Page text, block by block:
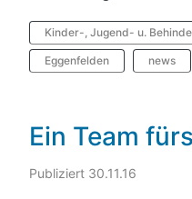
Kinder-, Jugend- u.
Eggenfelden news
Ein Team
Publiziert 30.11.16